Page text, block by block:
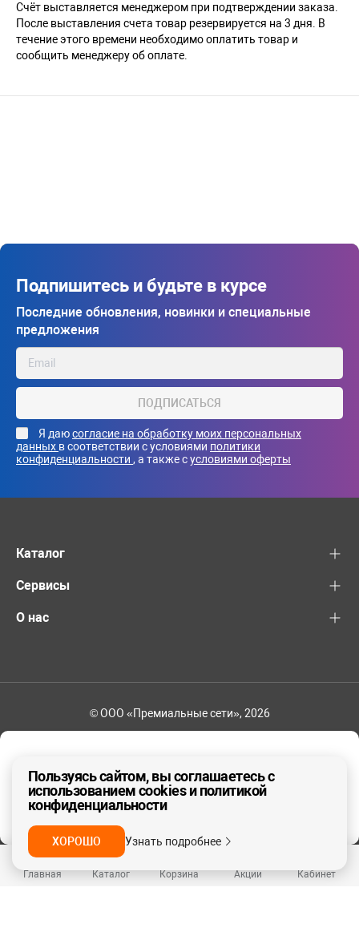
Главная Каталог Корзина Акции Кабинет
ДА, ВЕРНО
Счёт выставляется менеджером при подтверждении заказа.
После выставления счета товар резервируется на 3 дня. В
течение этого времени необходимо оплатить товар и
сообщить менеджеру об оплате.
Подпишитесь и будьте в курсе
Последние обновления, новинки и специальные
предложения
ПОДПИСАТЬСЯ
Я даюсогласие на обработку моих персональных
данных в соответствии с условиями политики
конфиденциальности , а также сусловиями оферты
Каталог
Сервисы
О нас
© ООО «Премиальные сети», 2026
Пользуясь сайтом, вы соглашаетесь с
использованием cookies и политикой
конфиденциальности
ХОРОШО Узнать подробнее